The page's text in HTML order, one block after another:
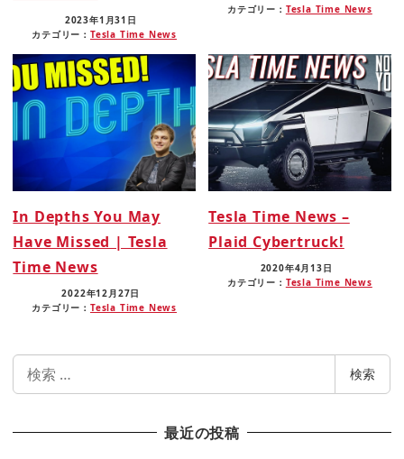
2023年1月31日
カテゴリー： Tesla Time News
カテゴリー： Tesla Time News
In Depths You May
Have Missed | Tesla
Time News
2022年12月27日
カテゴリー： Tesla Time News
Tesla Time News –
Plaid Cybertruck!
2020年4月13日
カテゴリー： Tesla Time News
検
検索
最近の投稿